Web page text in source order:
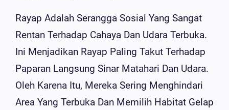
Rayap Adalah Serangga Sosial Yang Sangat
Rentan Terhadap Cahaya Dan Udara Terbuka.
Ini Menjadikan Rayap Paling Takut Terhadap
Paparan Langsung Sinar Matahari Dan Udara.
Oleh Karena Itu, Mereka Sering Menghindari
Area Yang Terbuka Dan Memilih Habitat Gelap